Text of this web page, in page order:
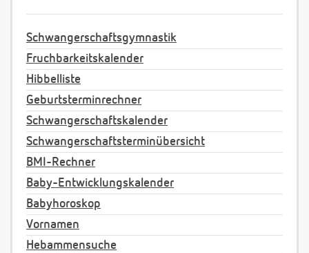
Schwangerschaftsgymnastik
Fruchbarkeitskalender
Hibbelliste
Geburtsterminrechner
Schwangerschaftskalender
Schwangerschaftsterminübersicht
BMI-Rechner
Baby-Entwicklungskalender
Babyhoroskop
Vornamen
Hebammensuche